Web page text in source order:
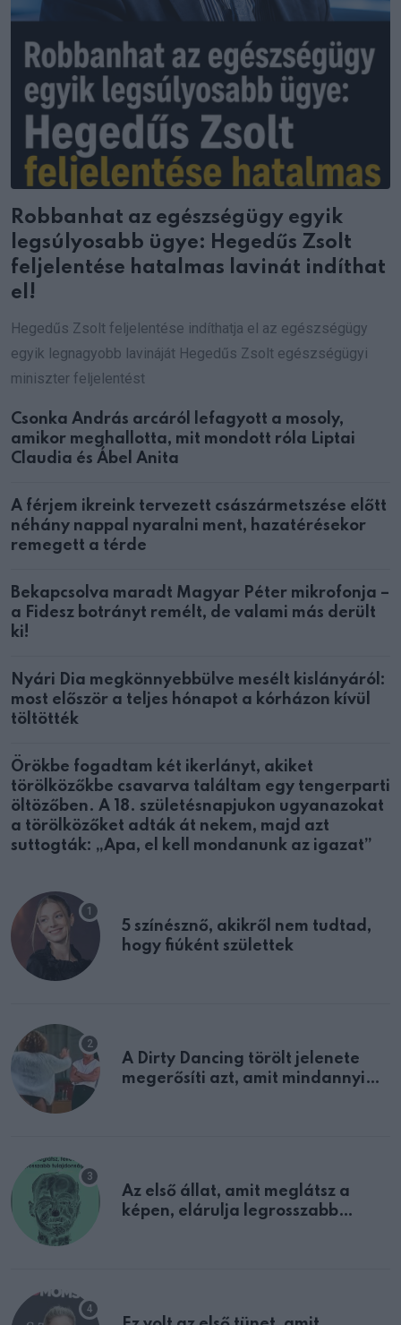
Robbanhat az egészségügy egyik
legsúlyosabb ügye: Hegedűs Zsolt
feljelentése hatalmas lavinát indíthat
el!
Hegedűs Zsolt feljelentése indíthatja el az egészségügy
egyik legnagyobb lavináját Hegedűs Zsolt egészségügyi
miniszter feljelentést
Csonka András arcáról lefagyott a mosoly,
amikor meghallotta, mit mondott róla Liptai
Claudia és Ábel Anita
A férjem ikreink tervezett császármetszése előtt
néhány nappal nyaralni ment, hazatérésekor
remegett a térde
Bekapcsolva maradt Magyar Péter mikrofonja –
a Fidesz botrányt remélt, de valami más derült
ki!
Nyári Dia megkönnyebbülve mesélt kislányáról:
most először a teljes hónapot a kórházon kívül
töltötték
Örökbe fogadtam két ikerlányt, akiket
törölközőkbe csavarva találtam egy tengerparti
öltözőben. A 18. születésnapjukon ugyanazokat
a törölközőket adták át nekem, majd azt
suttogták: „Apa, el kell mondanunk az igazat”
5 színésznő, akikről nem tudtad,
hogy fiúként születtek
A Dirty Dancing törölt jelenete
megerősíti azt, amit mindannyian
Az első állat, amit meglátsz a
képen, elárulja legrosszabb